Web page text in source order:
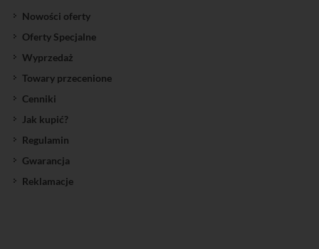
Nowości oferty
Oferty Specjalne
Wyprzedaż
Towary przecenione
Cenniki
Jak kupić?
Regulamin
Gwarancja
Reklamacje